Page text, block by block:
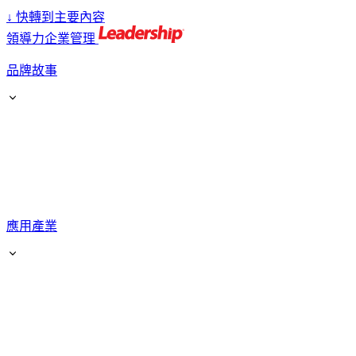
↓ 快轉到主要內容
領導力企業管理
品牌故事
應用產業